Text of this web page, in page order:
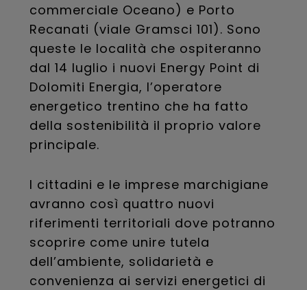
commerciale Oceano) e Porto
Recanati (viale Gramsci 101). Sono
queste le località che ospiteranno
dal 14 luglio i nuovi Energy Point di
Dolomiti Energia, l’operatore
energetico trentino che ha fatto
della sostenibilità il proprio valore
principale.
I cittadini e le imprese marchigiane
avranno così quattro nuovi
riferimenti territoriali dove potranno
scoprire come unire tutela
dell’ambiente, solidarietà e
convenienza ai servizi energetici di